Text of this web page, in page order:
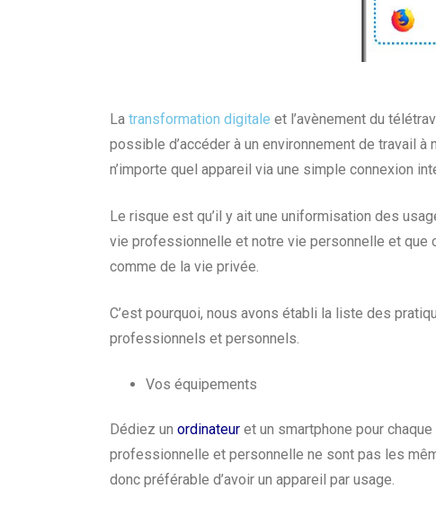
La transformation digitale et l’avènement du
possible d’accéder à un environnement de travail à
n’importe quel appareil via une simple connexion
Le risque est qu’il y ait une uniformisation des
vie professionnelle et notre vie personnelle et que
comme de la vie privée.
C’est pourquoi, nous avons établi la liste des
professionnels et personnels.
Vos équipements
Dédiez un ordinateur et un smartphone pour chaque
professionnelle et personnelle ne sont pas les
donc préférable d’avoir un appareil par usage.